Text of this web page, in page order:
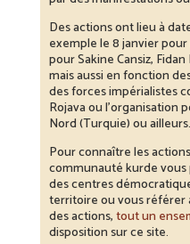
Des actions ont lieu à
exemple le 8 janvier
pour Sakine Cansiz,
mais aussi en fonction
des forces impérialistes
Rojava ou l’organisation
Nord (Turquie) ou ailleurs.
Pour connaître les
communauté kurde
des centres
territoire ou vous référer
des actions,tout un
disposition sur ce site.